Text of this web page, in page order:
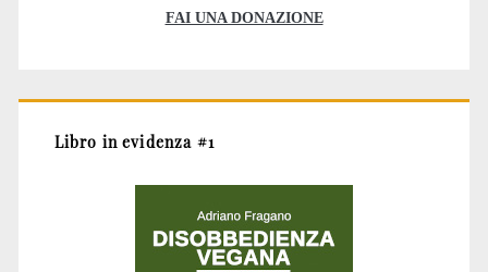
FAI UNA DONAZIONE
Libro in evidenza #1